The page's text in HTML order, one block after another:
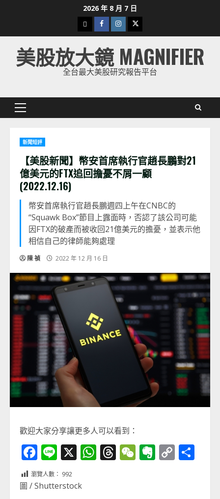
2026 年 8 月 7 日
下
載
美
股
Facebook
Instagram
Twitter
美股放大鏡 MAGNIFIER
全台最大美股研究報告平台
Primary
新聞短評
【美股新聞】幣安首席執行官趙長鵬對21
億美元的FTX追回擔憂不屑一顧
(2022.12.16)
幣安首席執行官趙長鵬週四上午在CNBC的
“Squawk Box”節目上露面時，否認了該公司可能
因FTX的破產而被收回21億美元的擔憂，並表示他
相信自己的律師能夠處理
陳 禎 2022 年 12 月 16 日
歡迎大家分享讓更多人可以看到：
Facebook
Line
X WhatsApp
Threads
WeChat
Evernote
Copy
Link
瀏覽人數： 992
圖 / Shutterstock